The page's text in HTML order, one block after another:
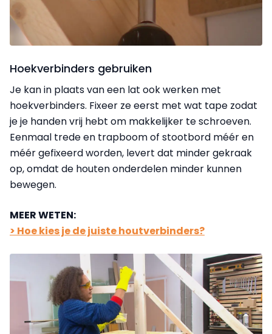
Hoekverbinders gebruiken
Je kan in plaats van een lat ook werken met
hoekverbinders. Fixeer ze eerst met wat tape zodat
je je handen vrij hebt om makkelijker te schroeven.
Eenmaal trede en trapboom of stootbord méér en
méér gefixeerd worden, levert dat minder gekraak
op, omdat de houten onderdelen minder kunnen
bewegen.
MEER WETEN:
> Hoe kies je de juiste houtverbinders?